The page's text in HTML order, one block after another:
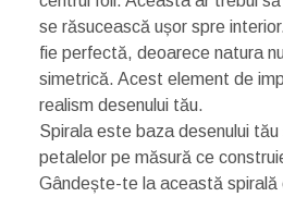
se răsucească ușor spre
fie perfectă, deoarece natura
simetrică. Acest element de
realism desenului tău.
Spirala este baza desenului tău
petalelor pe măsură ce
Gândește-te la această spirală